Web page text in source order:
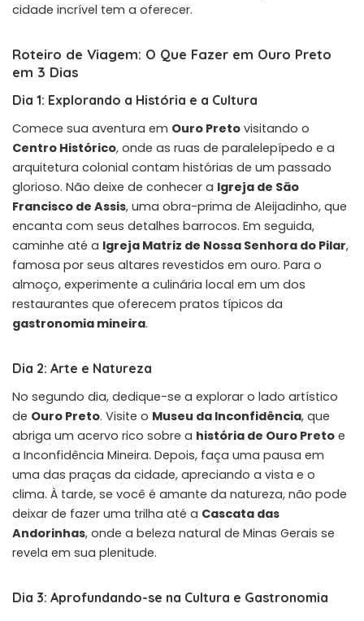
cidade incrível tem a oferecer.
Roteiro de Viagem: O Que Fazer em Ouro Preto
em 3 Dias
Dia 1: Explorando a História e a Cultura
Comece sua aventura em Ouro Preto visitando o
Centro Histórico, onde as ruas de paralelepípedo e a
arquitetura colonial contam histórias de um passado
glorioso. Não deixe de conhecer a Igreja de São
Francisco de Assis, uma obra-prima de Aleijadinho, que
encanta com seus detalhes barrocos. Em seguida,
caminhe até a Igreja Matriz de Nossa Senhora do Pilar,
famosa por seus altares revestidos em ouro. Para o
almoço, experimente a culinária local em um dos
restaurantes que oferecem pratos típicos da
gastronomia mineira.
Dia 2: Arte e Natureza
No segundo dia, dedique-se a explorar o lado artístico
de Ouro Preto. Visite o Museu da Inconfidência, que
abriga um acervo rico sobre a história de Ouro Preto e
a Inconfidência Mineira. Depois, faça uma pausa em
uma das praças da cidade, apreciando a vista e o
clima. À tarde, se você é amante da natureza, não pode
deixar de fazer uma trilha até a Cascata das
Andorinhas, onde a beleza natural de Minas Gerais se
revela em sua plenitude.
Dia 3: Aprofundando-se na Cultura e Gastronomia